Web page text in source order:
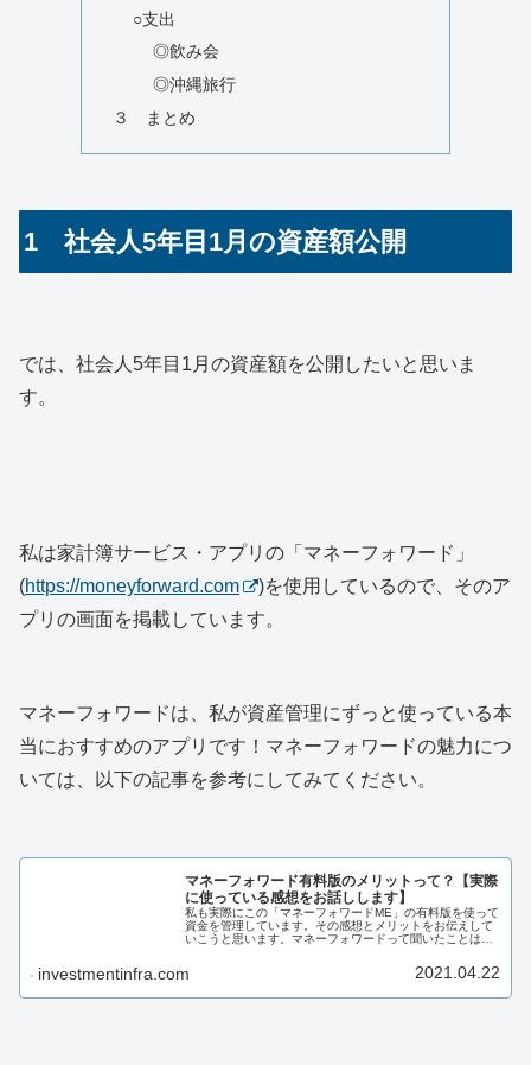
○支出
◎飲み会
◎沖縄旅行
３ まとめ
1 社会人5年目1月の資産額公開
では、社会人5年目1月の資産額を公開したいと思いま
す。
私は家計簿サービス・アプリの「マネーフォワード」
(https://moneyforward.com
)を使用しているので、そのア
プリの画面を掲載しています。
マネーフォワードは、私が資産管理にずっと使っている本
当におすすめのアプリです！マネーフォワードの魅力につ
いては、以下の記事を参考にしてみてください。
マネーフォワード有料版のメリットって？【実際
に使っている感想をお話しします】
私も実際にこの「マネーフォワードME」の有料版を使って
資金を管理しています。その感想とメリットをお伝えして
いこうと思います。マネーフォワードって聞いたことはあ
ォワード有料版の使い勝手が気になる方におすすめです。
investmentinfra.com 2021.04.22